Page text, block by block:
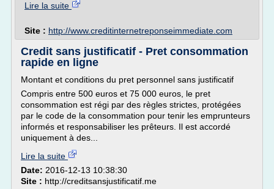
Lire la suite
Site : http://www.creditinternetreponseimmediate.com
Credit sans justificatif - Pret consommation
rapide en ligne
Montant et conditions du pret personnel sans justificatif
Compris entre 500 euros et 75 000 euros, le pret
consommation est régi par des règles strictes, protégées
par le code de la consommation pour tenir les emprunteurs
informés et responsabiliser les prêteurs. Il est accordé
uniquement à des...
Lire la suite
Date: 2016-12-13 10:38:30
Site : http://creditsansjustificatif.me